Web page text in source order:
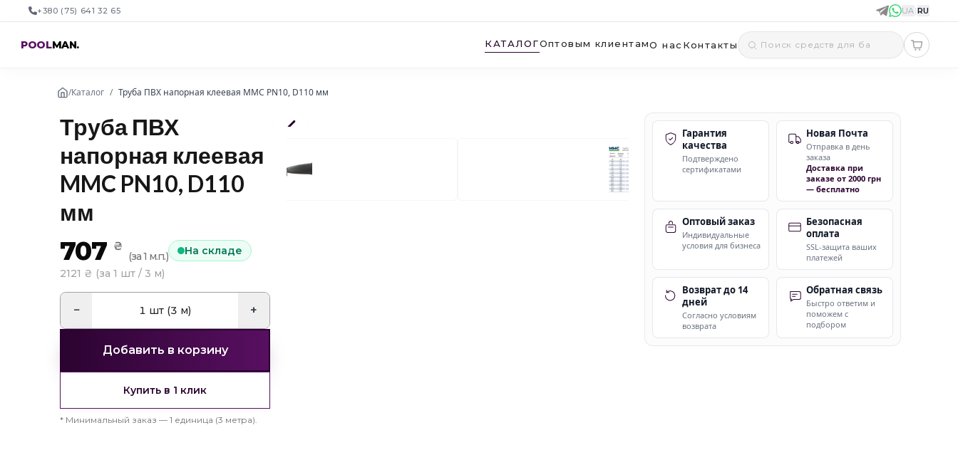
+380 (75) 641 32 65 UA|RU
POOLMAN. КАТАЛОГОптовым клиентамО нас Контакты
/Каталог / Труба ПВХ напорная клеевая MMC PN10, D110 мм
Труба ПВХ
напорная клеевая
MMC PN10, D110
мм
707 ₴
(за 1 м.п.)
На складе
2121 ₴ (за 1 шт / 3 м)
− 1 шт (3 м) +
Добавить в корзину
Купить в 1 клик
* Минимальный заказ — 1 единица (3 метра).
Гарантия
качества
Подтверждено
сертификатами
Новая Почта
Отправка в день
заказа
Доставка при
заказе от 2000 грн
— бесплатно
Оптовый заказ
Индивидуальные
условия для бизнеса
Безопасная
оплата
SSL-защита ваших
платежей
Возврат до 14
дней
Согласно условиям
возврата
Обратная связь
Быстро ответим и
поможем с
подбором